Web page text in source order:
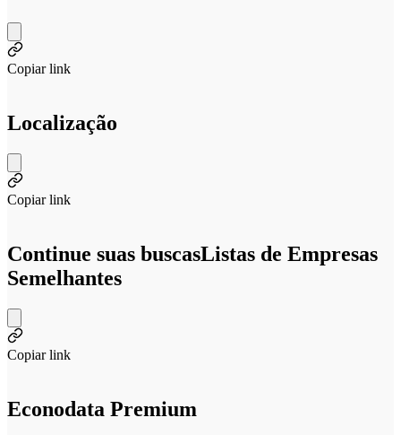
Copiar link
Localização
Copiar link
Continue suas buscasListas de Empresas
Semelhantes
Copiar link
Econodata Premium